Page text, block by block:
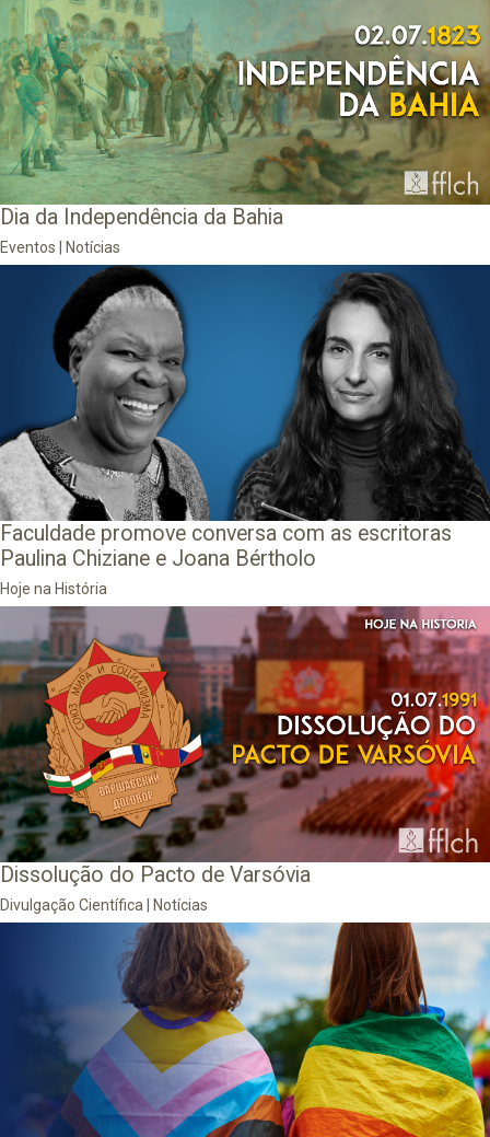
Dia da Independência da Bahia
Eventos Notícias
Faculdade promove conversa com as escritoras
Paulina Chiziane e Joana Bértholo
Hoje na História
Dissolução do Pacto de Varsóvia
Divulgação Científica Notícias